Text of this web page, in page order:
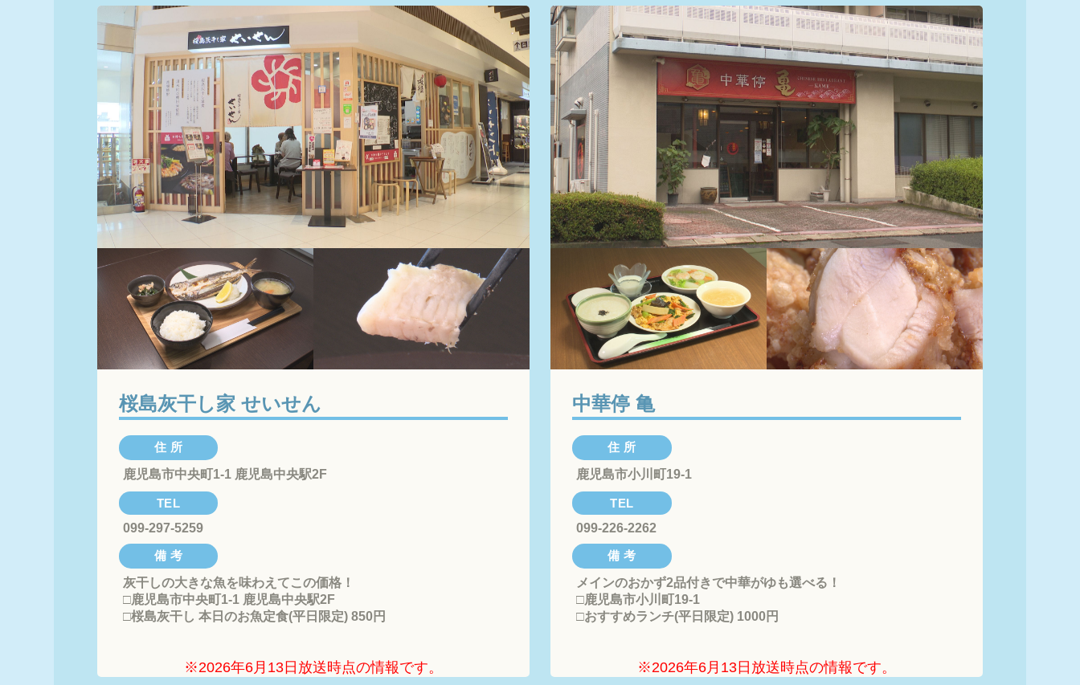
桜島灰干し家 せいせん
住 所
鹿児島市中央町1-1 鹿児島中央駅2F
TEL
099-297-5259
備 考
灰干しの大きな魚を味わえてこの価格！
□鹿児島市中央町1-1 鹿児島中央駅2F
□桜島灰干し 本日のお魚定食(平日限定) 850円
※2026年6月13日放送時点の情報です。
中華停 亀
住 所
鹿児島市小川町19-1
TEL
099-226-2262
備 考
メインのおかず2品付きで中華がゆも選べる！
□鹿児島市小川町19-1
□おすすめランチ(平日限定) 1000円
※2026年6月13日放送時点の情報です。